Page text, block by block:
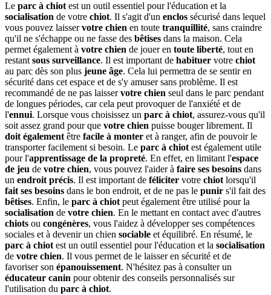
Le parc à chiot est un outil essentiel pour l'éducation et la
socialisation de votre chiot. Il s'agit d'un enclos sécurisé dans lequel
vous pouvez laisser votre chien en toute tranquillité, sans craindre
qu'il ne s'échappe ou ne fasse des bêtises dans la maison. Cela
permet également à votre chien de jouer en toute liberté, tout en
restant sous surveillance. Il est important de habituer votre chiot
au parc dès son plus jeune âge. Cela lui permettra de se sentir en
sécurité dans cet espace et de s'y amuser sans problème. Il est
recommandé de ne pas laisser votre chien seul dans le parc pendant
de longues périodes, car cela peut provoquer de l'anxiété et de
l'ennui. Lorsque vous choisissez un parc à chiot, assurez-vous qu'il
soit assez grand pour que votre chien puisse bouger librement. Il
doit également être facile à monter et à ranger, afin de pouvoir le
transporter facilement si besoin. Le parc à chiot est également utile
pour l'apprentissage de la propreté. En effet, en limitant l'espace
de jeu de votre chien, vous pouvez l'aider à faire ses besoins dans
un endroit précis. Il est important de féliciter votre chiot lorsqu'il
fait ses besoins dans le bon endroit, et de ne pas le punir s'il fait des
bêtises. Enfin, le parc à chiot peut également être utilisé pour la
socialisation de votre chien. En le mettant en contact avec d'autres
chiots ou congénères, vous l'aidez à développer ses compétences
sociales et à devenir un chien sociable et équilibré. En résumé, le
parc à chiot est un outil essentiel pour l'éducation et la socialisation
de votre chien. Il vous permet de le laisser en sécurité et de
favoriser son épanouissement. N'hésitez pas à consulter un
éducateur canin pour obtenir des conseils personnalisés sur
l'utilisation du parc à chiot.